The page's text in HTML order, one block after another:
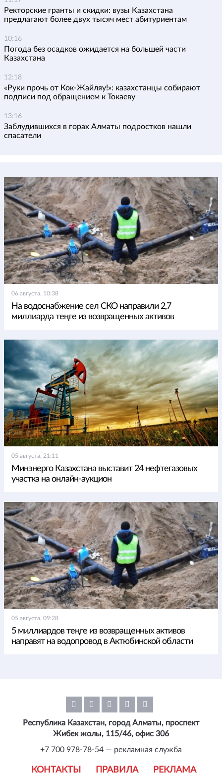
Ректорские гранты и скидки: вузы Казахстана
предлагают более двух тысяч мест абитуриентам
10:16
Погода без осадков ожидается на большей части
Казахстана
12:18
«Руки прочь от Кок-Жайляу!»: казахстанцы собирают
подписи под обращением к Токаеву
13:16
Заблудившихся в горах Алматы подростков нашли
спасатели
06 августа, 10:38
На водоснабжение сел СКО направили 2,7
миллиарда теңге из возвращенных активов
05 августа, 21:11
Минэнерго Казахстана выставит 24 нефтегазовых
участка на онлайн-аукцион
05 августа, 09:28
5 миллиардов теңге из возвращенных активов
направят на водопровод в Актюбинской области
КОНТАКТЫ ПРАВИЛА РЕКЛАМА
Республика Казахстан, город Алматы, проспект
Жибек жолы, 115/46, офис 306
+7 700 978-78-54 — рекламная служба